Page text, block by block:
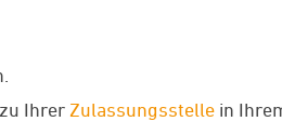
Ihrer Zulassungsstelle in